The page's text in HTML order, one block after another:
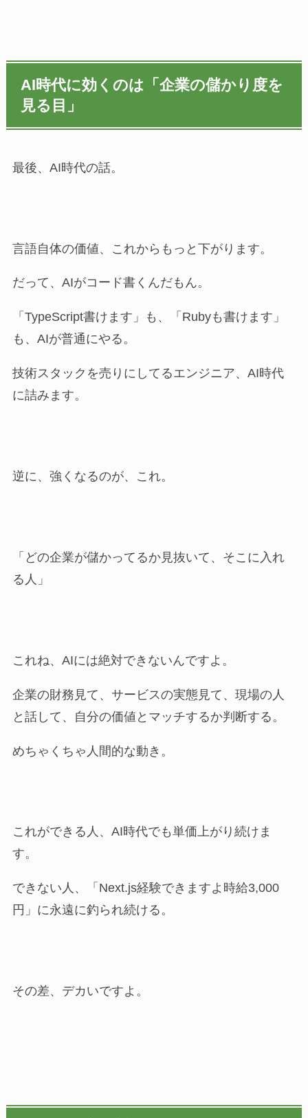
AI時代に効くのは「企業の儲かり度を
見る目」
最後、AI時代の話。
言語自体の価値、これからもっと下がります。
だって、AIがコード書くんだもん。
「TypeScript書けます」も、「Rubyも書けます」
も、AIが普通にやる。
技術スタックを売りにしてるエンジニア、AI時代
に詰みます。
逆に、強くなるのが、これ。
「どの企業が儲かってるか見抜いて、そこに入れ
る人」
これね、AIには絶対できないんですよ。
企業の財務見て、サービスの実態見て、現場の人
と話して、自分の価値とマッチするか判断する。
めちゃくちゃ人間的な動き。
これができる人、AI時代でも単価上がり続けま
す。
できない人、「Next.js経験できますよ時給3,000
円」に永遠に釣られ続ける。
その差、デカいですよ。